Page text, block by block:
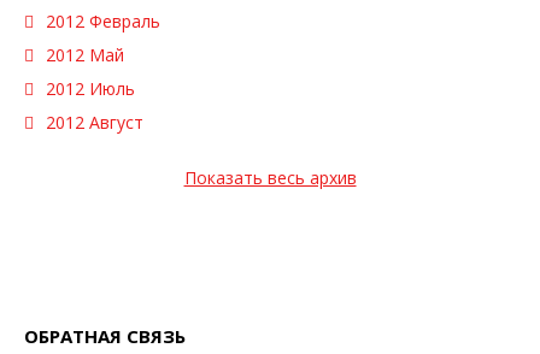
2012 Февраль
2012 Май
2012 Июль
2012 Август
Показать весь архив
ОБРАТНАЯ СВЯЗЬ